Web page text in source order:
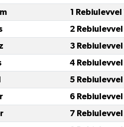
1 Rebiulevvel
2
3
4
5
6
7